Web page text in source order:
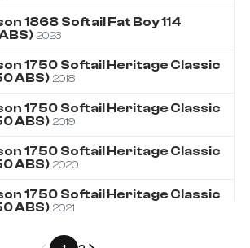
1868 Softail Fat Boy 114
2023
1750 Softail Heritage Classic
ABS) 2018
1750 Softail Heritage Classic
ABS) 2019
1750 Softail Heritage Classic
ABS) 2020
1750 Softail Heritage Classic
ABS) 2021